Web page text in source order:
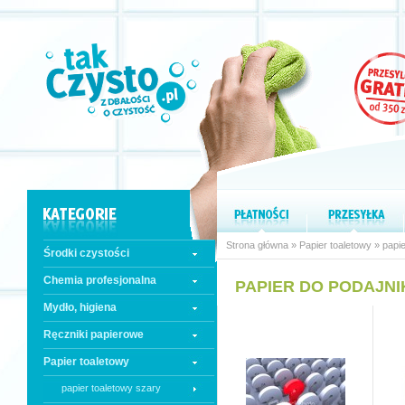
Środki czystości
Chemia profesjonalna
Mydło, higiena
Ręczniki papierowe
Papier toaletowy
papier toaletowy szary
Strona główna » Papier toaletowy »
PAPIER DO